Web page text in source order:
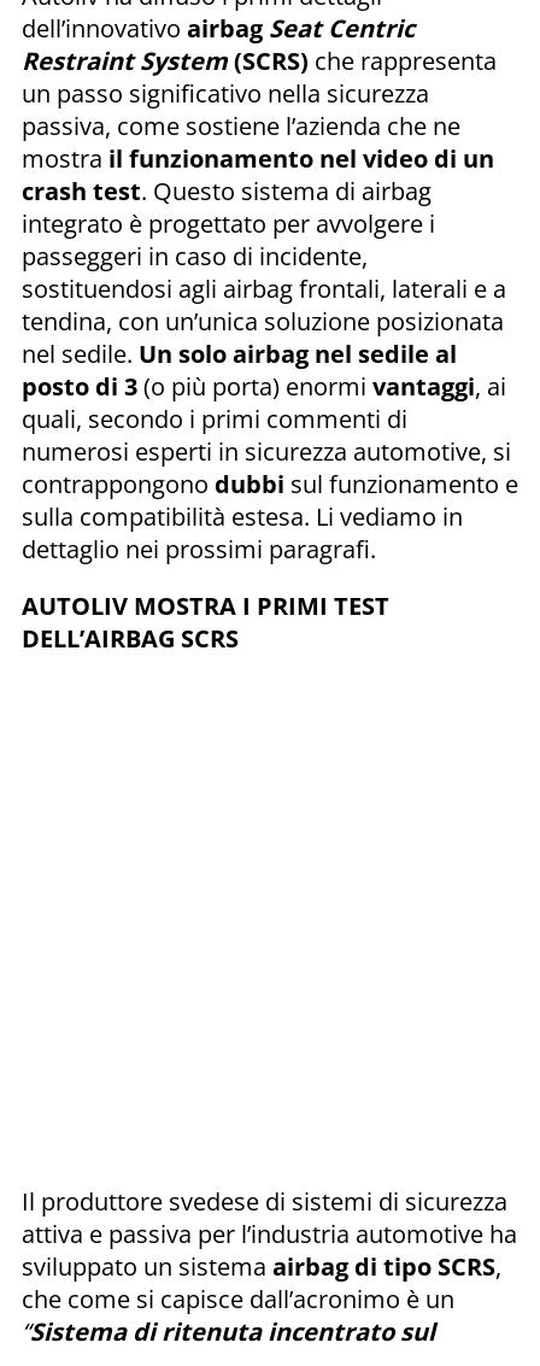
dell’innovativo airbag Seat Centric
Restraint System(SCRS) che rappresenta
un passo significativo nella sicurezza
passiva, come sostiene l’azienda che ne
mostra il funzionamento nel video di un
crash test. Questo sistema di airbag
integrato è progettato per avvolgere i
passeggeri in caso di incidente,
sostituendosi agli airbag frontali, laterali e a
tendina, con un’unica soluzione posizionata
nel sedile. Un solo airbag nel sedile al
posto di 3(o più porta) enormi vantaggi, ai
quali, secondo i primi commenti di
numerosi esperti in sicurezza automotive, si
contrappongono dubbi sul funzionamento e
sulla compatibilità estesa. Li vediamo in
dettaglio nei prossimi paragrafi.
AUTOLIV MOSTRA I PRIMI TEST
DELL’AIRBAG SCRS
Il produttore svedese di sistemi di sicurezza
attiva e passiva per l’industria automotive ha
sviluppato un sistema airbag di tipo SCRS,
che come si capisce dall’acronimo è un
“Sistema di ritenuta incentrato sul